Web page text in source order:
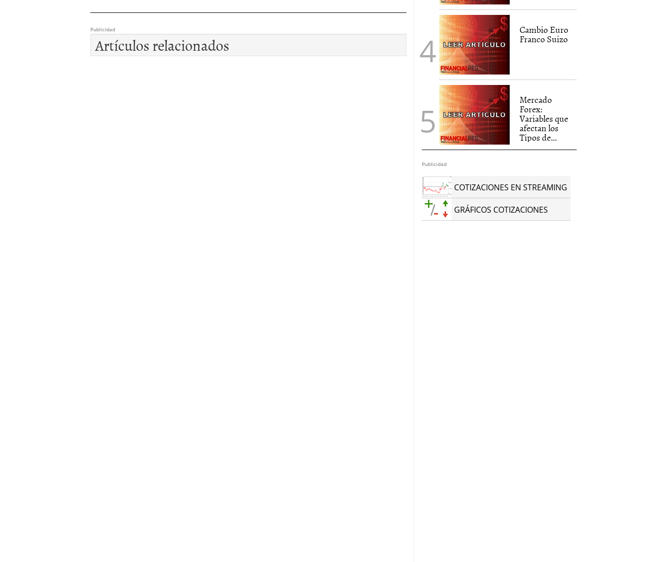
Publicidad
Artículos relacionados
Cambio Euro
Franco Suizo
Mercado
Forex:
Variables que
afectan los
Tipos de...
Publicidad
COTIZACIONES EN STREAMING
GRÁFICOS COTIZACIONES